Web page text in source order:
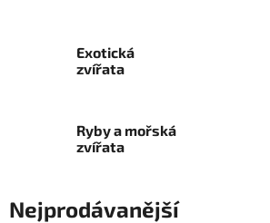
Exotická
zvířata
Ryby a mořská
zvířata
Nejprodávanější